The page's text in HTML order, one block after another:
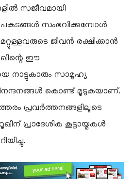
സജീവമായി
സംഭവിക്കുമ്പോൾ
ജീവൻ രക്ഷിക്കാൻ
ഈ
നാട്ടുകാരും സാമൂഹ്യ
കൊണ്ട് മൂടുകയാണ്.
പ്രവർത്തനങ്ങളിലൂടെ
പ്രാദേശിക കൂട്ടായ്മകൾ